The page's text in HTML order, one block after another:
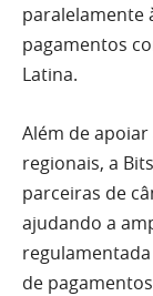
paralelamente
pagamentos
Latina.
Além de
regionais, a
parceiras de
ajudando a
de